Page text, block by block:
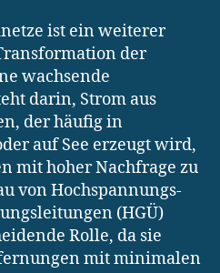
ist ein weiterer
der
wachsende
darin, Strom aus
der häufig in
auf See erzeugt wird,
mit hoher Nachfrage zu
von Hochspannungs-
(HGÜ)
Rolle, da sie
mit minimalen